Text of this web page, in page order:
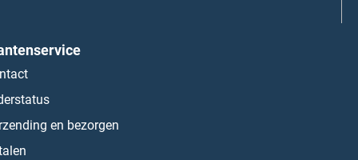
en bezorgen